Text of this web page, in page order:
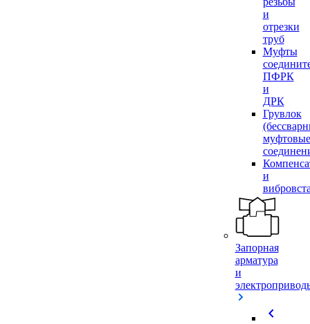
и
отрезки
труб
Муфты
ПФРК
и
ДРК
Грувлок
муфтовые
и
Запорная
арматура
и
chevron_left